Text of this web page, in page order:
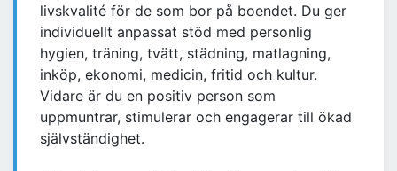
livskvalité för de som bor på boendet. Du ger
individuellt anpassat stöd med personlig
hygien, träning, tvätt, städning, matlagning,
inköp, ekonomi, medicin, fritid och kultur.
Vidare är du en positiv person som
uppmuntrar, stimulerar och engagerar till ökad
självständighet.